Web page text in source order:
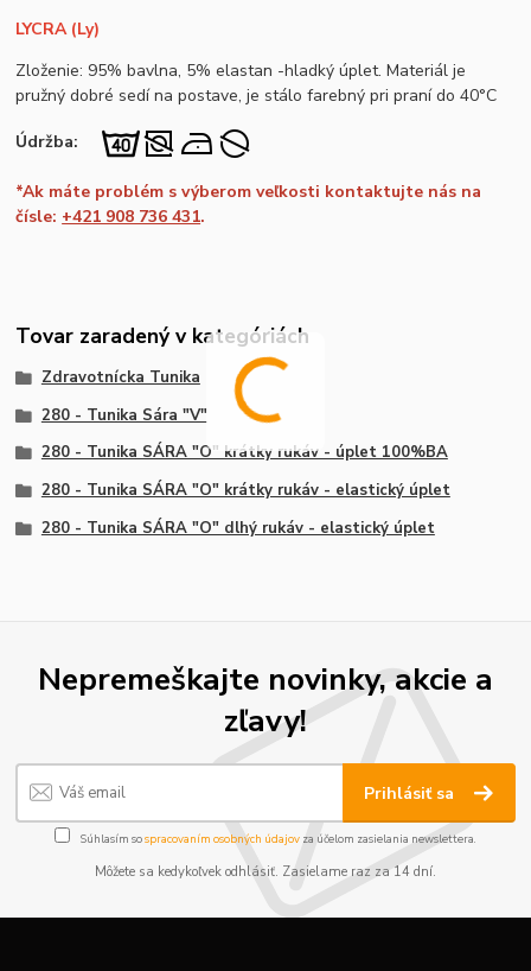
LYCRA (Ly)
Zloženie: 95% bavlna, 5% elastan -hladký úplet. Materiál je
pružný dobré sedí na postave, je stálo farebný pri praní do 40°C
Údržba:
*Ak máte problém s výberom veľkosti kontaktujte nás na
čísle: +421 908 736 431.
Tovar zaradený v kategóriách
Zdravotnícka Tunika
280 - Tunika Sára "V"
280 - Tunika SÁRA "O" krátky rukáv - úplet 100%BA
280 - Tunika SÁRA "O" krátky rukáv - elastický úplet
280 - Tunika SÁRA "O" dlhý rukáv - elastický úplet
Nepremeškajte novinky, akcie a
zľavy!
Prihlásiť sa
Súhlasím sospracovaním osobných údajov za účelom zasielania newslettera.
Môžete sa kedykoľvek odhlásiť. Zasielame raz za 14 dní.